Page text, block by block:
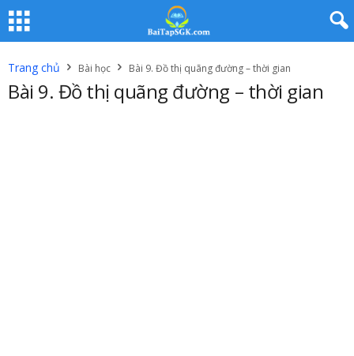
Trang chủ Bài học Bài 9. Đồ thị quãng đường – thời gian
Bài 9. Đồ thị quãng đường – thời gian